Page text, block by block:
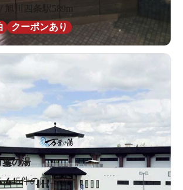
旭川四条駅589m
クーポンあり
葉の湯
45件の口コミ